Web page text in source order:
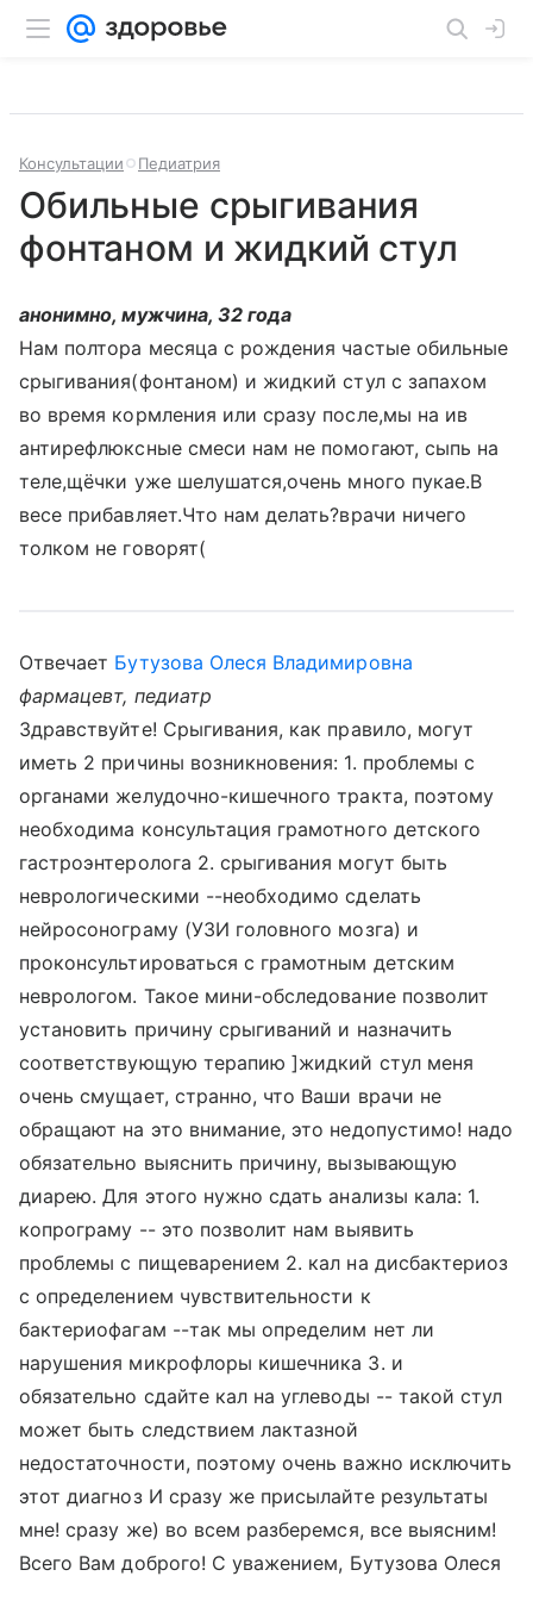
Консультации Педиатрия
Обильные срыгивания
фонтаном и жидкий стул
анонимно, мужчина, 32 года
Нам полтора месяца с рождения частые обильные
срыгивания(фонтаном) и жидкий стул с запахом
во время кормления или сразу после,мы на ив
антирефлюксные смеси нам не помогают, сыпь на
теле,щёчки уже шелушатся,очень много пукае.В
весе прибавляет.Что нам делать?врачи ничего
толком не говорят(
Отвечает Бутузова Олеся Владимировна
фармацевт, педиатр
Здравствуйте! Срыгивания, как правило, могут
иметь 2 причины возникновения: 1. проблемы с
органами желудочно-кишечного тракта, поэтому
необходима консультация грамотного детского
гастроэнтеролога 2. срыгивания могут быть
неврологическими --необходимо сделать
нейросонограму (УЗИ головного мозга) и
проконсультироваться с грамотным детским
неврологом. Такое мини-обследование позволит
установить причину срыгиваний и назначить
соответствующую терапию ]жидкий стул меня
очень смущает, странно, что Ваши врачи не
обращают на это внимание, это недопустимо! надо
обязательно выяснить причину, вызывающую
диарею. Для этого нужно сдать анализы кала: 1.
копрограму -- это позволит нам выявить
проблемы с пищеварением 2. кал на дисбактериоз
с определением чувствительности к
бактериофагам --так мы определим нет ли
нарушения микрофлоры кишечника 3. и
обязательно сдайте кал на углеводы -- такой стул
может быть следствием лактазной
недостаточности, поэтому очень важно исключить
этот диагноз И сразу же присылайте результаты
мне! сразу же) во всем разберемся, все выясним!
Всего Вам доброго! С уважением, Бутузова Олеся